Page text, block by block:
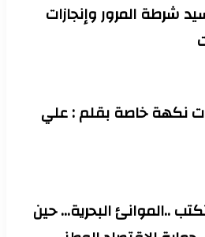
شرطة المرور وإنجازات
نكهة خاصة بقلم : علي
..الموانئ البحرية… حين